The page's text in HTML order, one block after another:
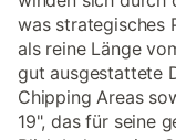
was strategisches
als reine Länge
gut ausgestattete
Chipping Areas
19", das für seine